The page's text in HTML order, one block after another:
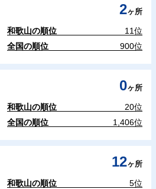
2ヶ所
和歌山の順位
11位
全国の順位
900位
0ヶ所
和歌山の順位
20位
全国の順位
1,406位
12ヶ所
和歌山の順位
5位